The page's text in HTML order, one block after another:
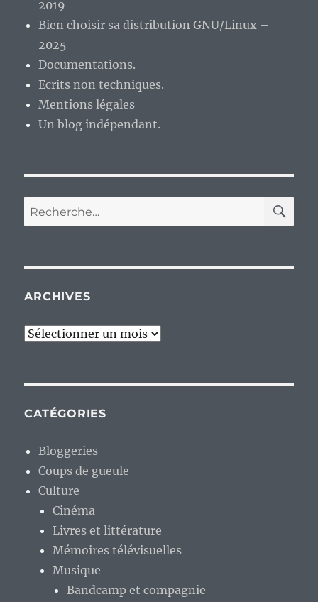
2019
Bien choisir sa distribution GNU/Linux –
2025
Documentations.
Ecrits non techniques.
Mentions légales
Un blog indépendant.
Recherche
pour :
ARCHIVES
Archives
CATÉGORIES
Bloggeries
Coups de gueule
Culture
Cinéma
Livres et littérature
Mémoires télévisuelles
Musique
Bandcamp et compagnie